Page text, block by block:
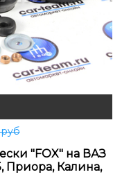
"FOX" на ВАЗ
Приора, Калина,